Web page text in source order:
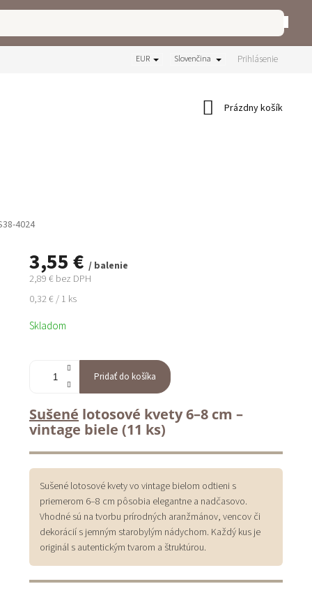
EUR Slovenčina Prihlásenie
Nákupný
Prázdny košík
4024
3,55 € / balenie
2,89 € bez DPH
Jednotková
0,32 € / 1 ks
Skladom
Pridať do košíka
Sušené lotosové kvety 6–8 cm –
vintage biele (11 ks)
Sušené lotosové kvety vo vintage bielom odtieni s
priemerom 6–8 cm pôsobia elegantne a nadčasovo.
Vhodné sú na tvorbu prírodných aranžmánov, vencov či
dekorácií s jemným starobylým nádychom. Každý kus je
originál s autentickým tvarom a štruktúrou.